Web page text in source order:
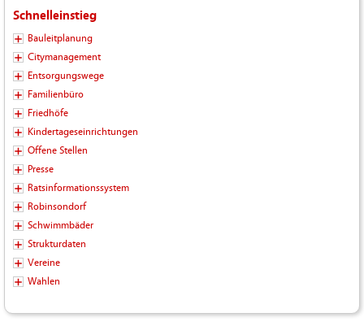
Schnelleinstieg
Bauleitplanung
Citymanagement
Entsorgungswege
Familienbüro
Friedhöfe
Kindertageseinrichtungen
Offene Stellen
Presse
Ratsinformationssystem
Robinsondorf
Schwimmbäder
Strukturdaten
Vereine
Wahlen